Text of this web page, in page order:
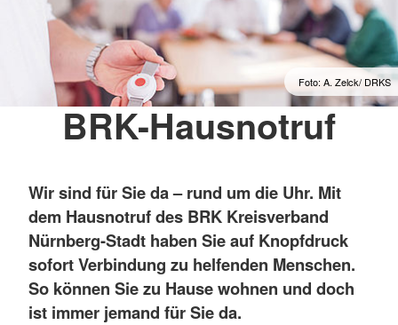
Foto: A. Zelck/ DRKS
BRK-Hausnotruf
Wir sind für Sie da – rund um die Uhr. Mit
dem Hausnotruf des BRK Kreisverband
Nürnberg-Stadt haben Sie auf Knopfdruck
sofort Verbindung zu helfenden Menschen.
So können Sie zu Hause wohnen und doch
ist immer jemand für Sie da.